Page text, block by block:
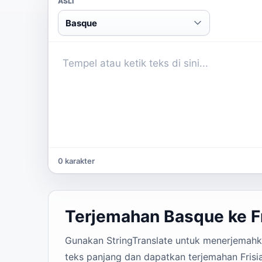
Basque
0 karakter
Terjemahan Basque ke
Gunakan StringTranslate untuk
teks panjang dan dapatkan terjemahan